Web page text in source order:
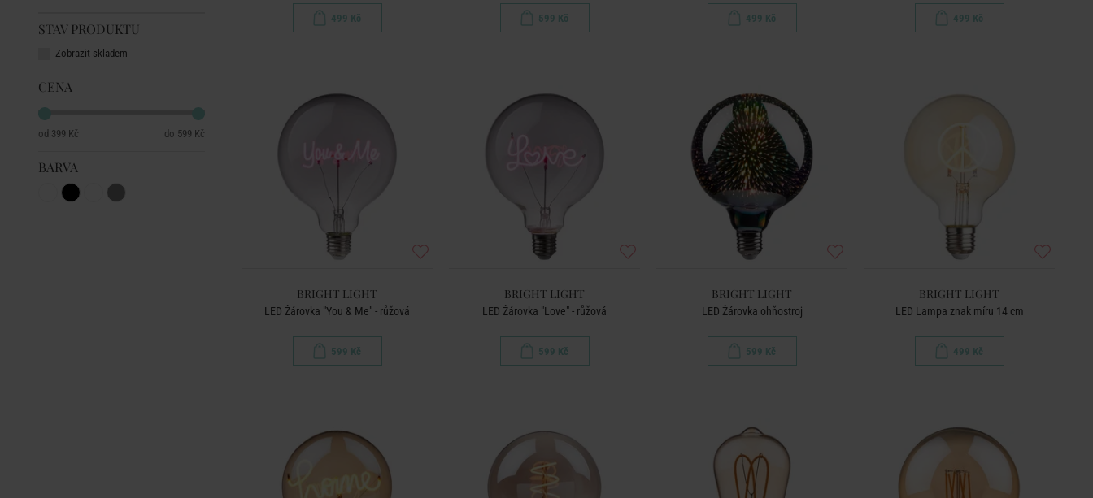
STAV PRODUKTU
Zobrazit skladem
CENA
399 Kč 599 Kč
BARVA
499 Kč 599 Kč 499 Kč 499 Kč
BRIGHT LIGHT
LED Žárovka "You & Me" - růžová
599 Kč
BRIGHT LIGHT
LED Žárovka "Love" - růžová
599 Kč
BRIGHT LIGHT
LED Žárovka ohňostroj
599 Kč
BRIGHT LIGHT
LED Lampa znak míru 14 cm
499 Kč